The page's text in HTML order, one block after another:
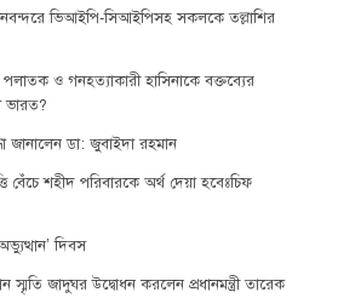
ভিআইপি-সিআইপিসহ সকলকে তল্লাশির
ও গনহত্যাকারী হাসিনাকে বক্তব্যের
জানালেন ডা: জুবাইদা রহমান
বেঁচে শহীদ পরিবারকে অর্থ দেয়া হবেঃচিফ
দিবস
স্মৃতি জাদুঘর উদ্বোধন করলেন প্রধানমন্ত্রী তারেক